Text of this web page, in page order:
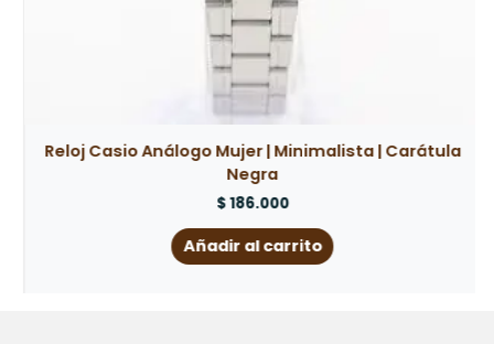
Reloj Casio Análogo Mujer | Minimalista | Carátula
Negra
$186.000
Añadir al carrito